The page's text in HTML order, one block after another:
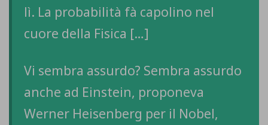
lì. La probabilità fà capolino nel
cuore della Fisica […]
Vi sembra assurdo? Sembra assurdo
anche ad Einstein, proponeva
Werner Heisenberg per il Nobel,